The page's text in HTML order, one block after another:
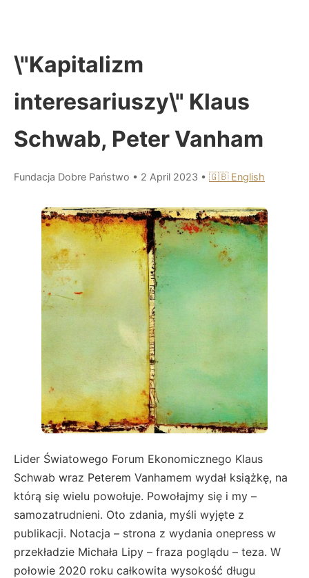
\"Kapitalizm
interesariuszy\" Klaus
Schwab, Peter Vanham
Fundacja Dobre Państwo • 2 April 2023 • 🇬🇧 English
Lider Światowego Forum Ekonomicznego Klaus
Schwab wraz Peterem Vanhamem wydał książkę, na
którą się wielu powołuje. Powołajmy się i my –
samozatrudnieni. Oto zdania, myśli wyjęte z
publikacji. Notacja – strona z wydania onepress w
przekładzie Michała Lipy – fraza poglądu – teza. W
połowie 2020 roku całkowita wysokość długu